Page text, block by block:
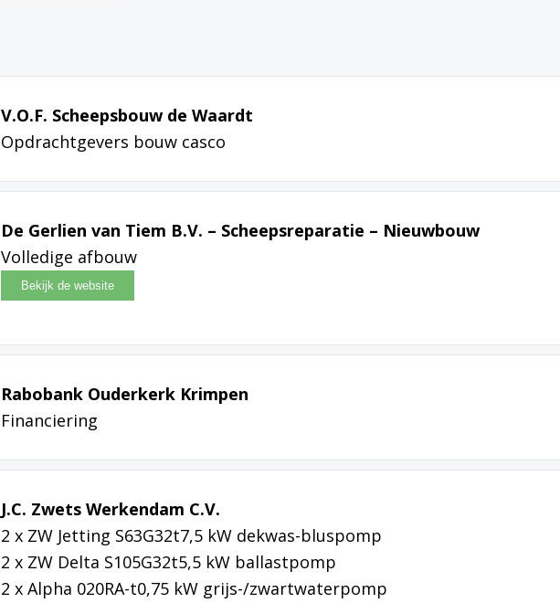
V.O.F. Scheepsbouw de Waardt
Opdrachtgevers bouw casco
De Gerlien van Tiem B.V. – Scheepsreparatie – Nieuwbouw
Volledige afbouw
Rabobank Ouderkerk Krimpen
Financiering
J.C. Zwets Werkendam C.V.
2 x ZW Jetting S63G32t7,5 kW dekwas-bluspomp
2 x ZW Delta S105G32t5,5 kW ballastpomp
2 x Alpha 020RA-t0,75 kW grijs-/zwartwaterpomp